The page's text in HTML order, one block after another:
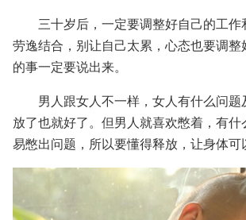
三十岁后，一定要调整好自己的工作
劳逸结合，别让自己太累，心态也要调整
的事一定要说出来。
男人跟女人不一样，女人有什么问题
放了也就好了。但男人就喜欢憋着，有什
易憋出问题，所以要懂得释放，让身体可